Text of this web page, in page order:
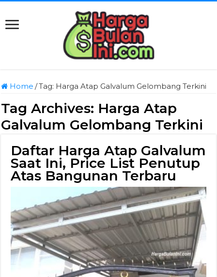
Home /Tag: Harga Atap Galvalum Gelombang Terkini
Tag Archives: Harga Atap
Galvalum Gelombang Terkini
Daftar Harga Atap Galvalum
Saat Ini, Price List Penutup
Atas Bangunan Terbaru